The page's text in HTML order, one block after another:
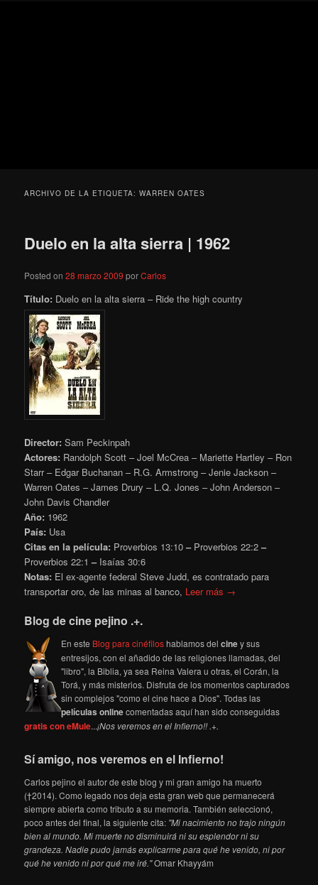
ARCHIVO DE LA ETIQUETA:WARREN OATES
Duelo en la alta sierra | 1962
Posted on28 marzo 2009 porCarlos
Título: Duelo en la alta sierra – Ride the high country
Director: Sam Peckinpah
Actores: Randolph Scott – Joel McCrea – Mariette Hartley – Ron
Starr – Edgar Buchanan – R.G. Armstrong – Jenie Jackson –
Warren Oates – James Drury – L.Q. Jones – John Anderson –
John Davis Chandler
Año: 1962
País: Usa
Citas en la película: Proverbios 13:10 – Proverbios 22:2 –
Proverbios 22:1 – Isaías 30:6
Notas: El ex-agente federal Steve Judd, es contratado para
transportar oro, de las minas al banco, Leer más →
Blog de cine pejino .+.
En este Blog para cinéfiloshablamos delciney sus
entresijos, con el añadido de las religiones llamadas, del
"libro", la Biblia, ya sea Reina Valera u otras, el Corán, la
Torá, y más misterios. Disfruta de los momentos capturados
sin complejos "como el cine hace a Dios". Todas las
películas onlinecomentadas aquí han sido conseguidas
gratis con eMule...¡Nos veremos en el Infierno!! .+.
Sí amigo, nos veremos en el Infierno!
Carlos pejino el autor de este blog y mi gran amigo ha muerto
(†2014). Como legado nos deja esta gran web que permanecerá
siempre abierta como tributo a su memoria. También seleccionó,
poco antes del final, la siguiente cita: "Mi nacimiento no trajo ningún
bien al mundo. Mi muerte no disminuirá ni su esplendor ni su
grandeza. Nadie pudo jamás explicarme para qué he venido, ni por
qué he venido ni por qué me iré."Omar Khayyám